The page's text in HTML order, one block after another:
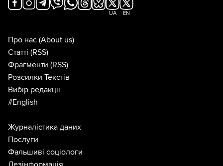
UA EN
Про нас (About us)
Статті (RSS)
Фрагменти (RSS)
Розсилки Текстів
Вибір редакції
#English
Журналістика даних
Послуги
Фальшиві соціологи